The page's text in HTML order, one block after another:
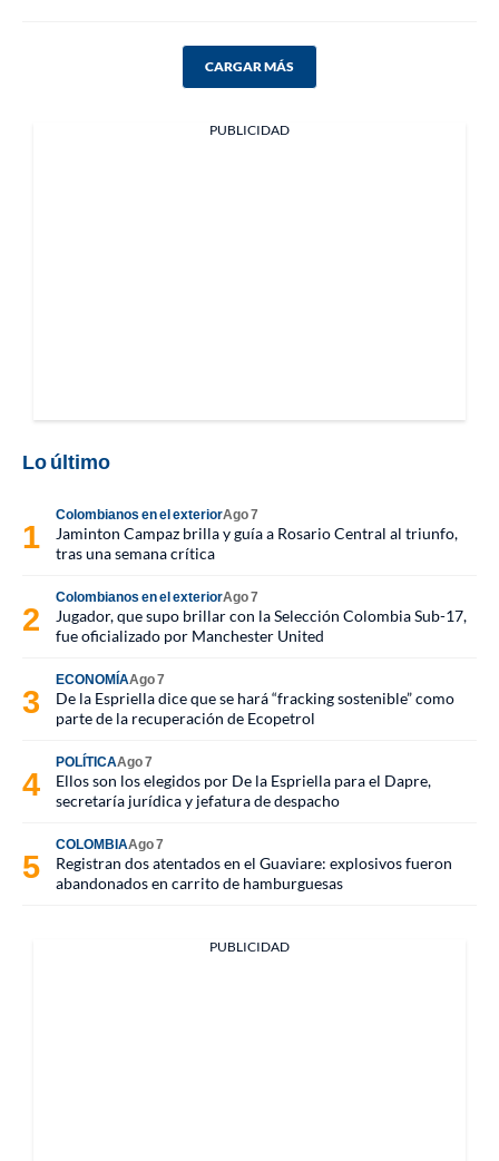
CARGAR MÁS
PUBLICIDAD
Lo último
Colombianos en el exteriorAgo 7
Jaminton Campaz brilla y guía a Rosario Central al triunfo,
tras una semana crítica
Colombianos en el exteriorAgo 7
Jugador, que supo brillar con la Selección Colombia Sub-17,
fue oficializado por Manchester United
ECONOMÍAAgo 7
De la Espriella dice que se hará “fracking sostenible” como
parte de la recuperación de Ecopetrol
POLÍTICAAgo 7
Ellos son los elegidos por De la Espriella para el Dapre,
secretaría jurídica y jefatura de despacho
COLOMBIAAgo 7
Registran dos atentados en el Guaviare: explosivos fueron
abandonados en carrito de hamburguesas
PUBLICIDAD